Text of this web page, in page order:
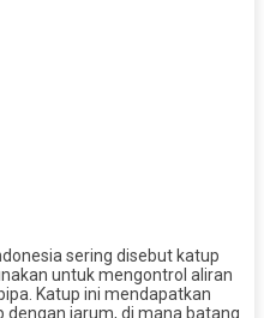
sering disebut katup
untuk mengontrol aliran
Katup ini mendapatkan
dengan jarum, di mana batang